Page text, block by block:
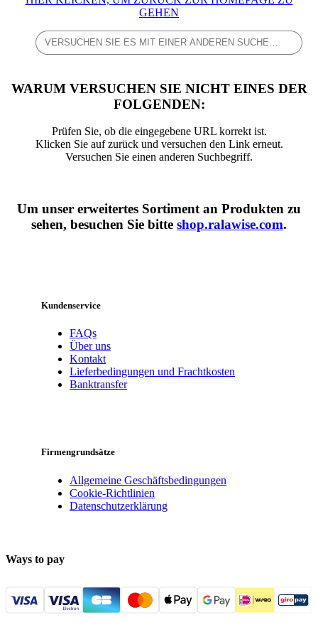
GEHEN
WARUM VERSUCHEN SIE NICHT EINES DER
FOLGENDEN:
Prüfen Sie, ob die eingegebene URL korrekt ist.
Klicken Sie auf zurück und versuchen den Link erneut.
Versuchen Sie einen anderen Suchbegriff.
Um unser erweitertes Sortiment an Produkten zu
sehen, besuchen Sie bitte shop.ralawise.com.
Kundenservice
FAQs
Über uns
Kontakt
Lieferbedingungen und Frachtkosten
Banktransfer
Firmengrundsätze
Allgemeine Geschäftsbedingungen
Cookie-Richtlinien
Datenschutzerklärung
Ways to pay